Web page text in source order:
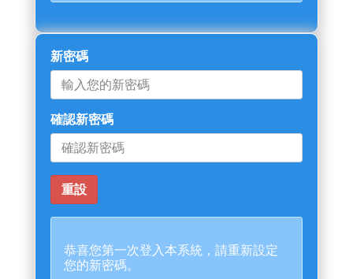
新密碼
確認新密碼
恭喜您第一次登入本系統，請重新設定
您的新密碼。